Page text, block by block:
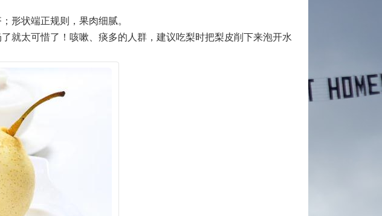
形状端正规则，果肉细腻。
就太可惜了！咳嗽、痰多的人群，建议吃梨时把梨皮削下来泡开水